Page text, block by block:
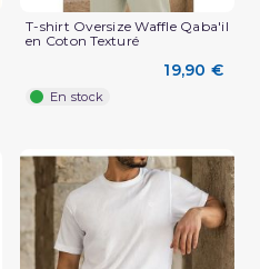
T-shirt Oversize Waffle Qaba'il
en Coton Texturé
19,90 €
En stock